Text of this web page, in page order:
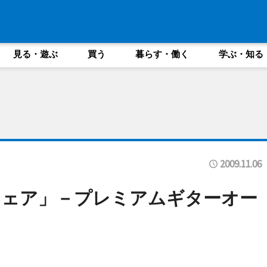
見る・遊ぶ 買う 暮らす・働く 学ぶ・知る
2009.11.06
ア」－プレミアムギターオー